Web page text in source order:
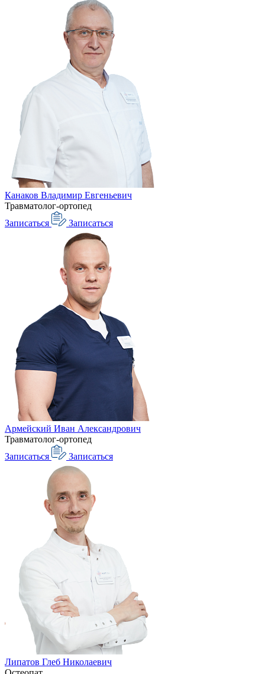
Канаков Владимир Евгеньевич
Травматолог-ортопед
Записаться
Записаться
Армейский Иван Александрович
Травматолог-ортопед
Записаться
Записаться
Липатов Глеб Николаевич